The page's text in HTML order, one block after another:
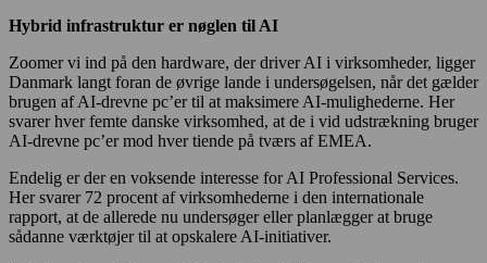
Hybrid infrastruktur er nøglen til AI
Zoomer vi ind på den hardware, der driver AI i virksomheder, ligger
Danmark langt foran de øvrige lande i undersøgelsen, når det gælder
brugen af AI-drevne pc’er til at maksimere AI-mulighederne. Her
svarer hver femte danske virksomhed, at de i vid udstrækning bruger
AI-drevne pc’er mod hver tiende på tværs af EMEA.
Endelig er der en voksende interesse for AI Professional Services.
Her svarer 72 procent af virksomhederne i den internationale
rapport, at de allerede nu undersøger eller planlægger at bruge
sådanne værktøjer til at opskalere AI-initiativer.